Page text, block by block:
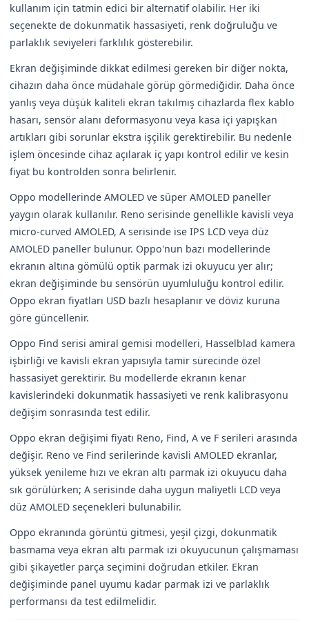
kullanım için tatmin edici bir alternatif olabilir. Her iki
seçenekte de dokunmatik hassasiyeti, renk doğruluğu ve
parlaklık seviyeleri farklılık gösterebilir.
Ekran değişiminde dikkat edilmesi gereken bir diğer nokta,
cihazın daha önce müdahale görüp görmediğidir. Daha önce
yanlış veya düşük kaliteli ekran takılmış cihazlarda flex kablo
hasarı, sensör alanı deformasyonu veya kasa içi yapışkan
artıkları gibi sorunlar ekstra işçilik gerektirebilir. Bu nedenle
işlem öncesinde cihaz açılarak iç yapı kontrol edilir ve kesin
fiyat bu kontrolden sonra belirlenir.
Oppo modellerinde AMOLED ve süper AMOLED paneller
yaygın olarak kullanılır. Reno serisinde genellikle kavisli veya
micro-curved AMOLED, A serisinde ise IPS LCD veya düz
AMOLED paneller bulunur. Oppo'nun bazı modellerinde
ekranın altına gömülü optik parmak izi okuyucu yer alır;
ekran değişiminde bu sensörün uyumluluğu kontrol edilir.
Oppo ekran fiyatları USD bazlı hesaplanır ve döviz kuruna
göre güncellenir.
Oppo Find serisi amiral gemisi modelleri, Hasselblad kamera
işbirliği ve kavisli ekran yapısıyla tamir sürecinde özel
hassasiyet gerektirir. Bu modellerde ekranın kenar
kavislerindeki dokunmatik hassasiyeti ve renk kalibrasyonu
değişim sonrasında test edilir.
Oppo ekran değişimi fiyatı Reno, Find, A ve F serileri arasında
değişir. Reno ve Find serilerinde kavisli AMOLED ekranlar,
yüksek yenileme hızı ve ekran altı parmak izi okuyucu daha
sık görülürken; A serisinde daha uygun maliyetli LCD veya
düz AMOLED seçenekleri bulunabilir.
Oppo ekranında görüntü gitmesi, yeşil çizgi, dokunmatik
basmama veya ekran altı parmak izi okuyucunun çalışmaması
gibi şikayetler parça seçimini doğrudan etkiler. Ekran
değişiminde panel uyumu kadar parmak izi ve parlaklık
performansı da test edilmelidir.